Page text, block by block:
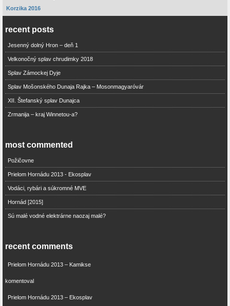
Korzika 2016
recent posts
Jesenný dolný Hron – deň 1
Velkonočný splav chrudimky 2018
Splav Zámockej Dyje
Splav Mošonského Dunaja Rajka – Mosonmagyaróvár
XII. Štefanský splav Dunajca
Zrmanija – kraj Winnetou-a?
most commented
Požičovne
Prielom Hornádu 2013 - Ekosplav
Vodáci, rybári a súkromné MVE
Hornád [2015]
Sú malé vodné elektrárne naozaj malé?
recent comments
Prielom Hornádu 2013 – Kamikse
komentoval
Prielom Hornádu 2013 – Ekosplav